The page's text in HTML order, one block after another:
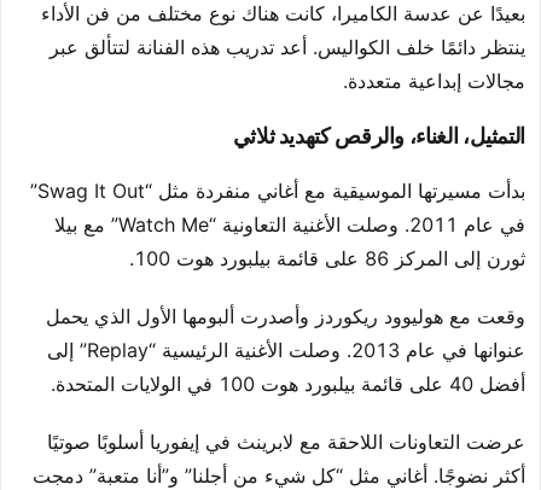
بعيدًا عن عدسة الكاميرا، كانت هناك نوع مختلف من فن الأداء
ينتظر دائمًا خلف الكواليس. أعد تدريب هذه الفنانة لتتألق عبر
مجالات إبداعية متعددة.
التمثيل، الغناء، والرقص كتهديد ثلاثي
بدأت مسيرتها الموسيقية مع أغاني منفردة مثل “Swag It Out”
في عام 2011. وصلت الأغنية التعاونية “Watch Me” مع بيلا
ثورن إلى المركز 86 على قائمة بيلبورد هوت 100.
وقعت مع هوليوود ريكوردز وأصدرت ألبومها الأول الذي يحمل
عنوانها في عام 2013. وصلت الأغنية الرئيسية “Replay” إلى
أفضل 40 على قائمة بيلبورد هوت 100 في الولايات المتحدة.
عرضت التعاونات اللاحقة مع لابرينث في إيفوريا أسلوبًا صوتيًا
أكثر نضوجًا. أغاني مثل “كل شيء من أجلنا” و”أنا متعبة” دمجت